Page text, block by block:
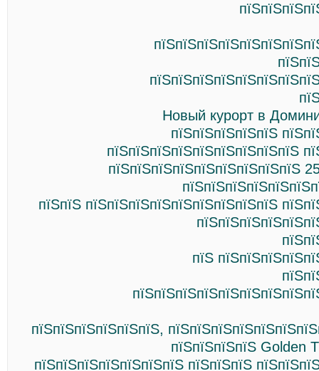
Новый курорт в
пїЅпїЅпїЅпїЅпїЅ
пїЅпїЅпїЅпїЅпїЅпїЅпїЅпїЅпїЅ
пїЅпїЅпїЅпїЅпїЅпїЅпїЅпїЅпїЅ
пїЅпїЅ пїЅпїЅпїЅпїЅпїЅпїЅпїЅпїЅпїЅ
пїЅ
пїЅпїЅпїЅпїЅпїЅпїЅ,
пїЅпїЅпїЅпїЅ Golden
пїЅпїЅпїЅпїЅпїЅпїЅпїЅ пїЅпїЅпїЅ